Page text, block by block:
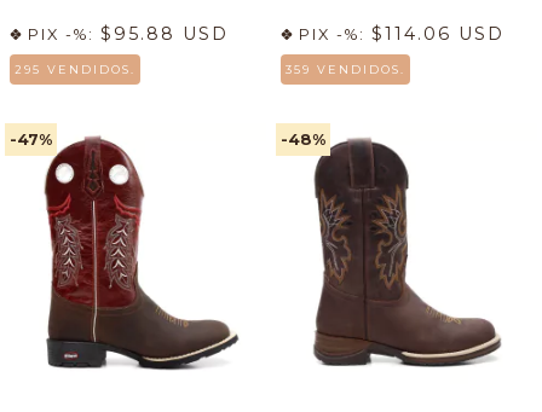
PIX -%: $95.88 USD
295 VENDIDOS.
PIX -%: $114.06 USD
359 VENDIDOS.
-47% -48%